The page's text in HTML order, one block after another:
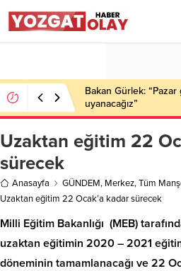
Bakan Gürlek: “Pazar
uyanacağız”
Uzaktan eğitim 22
sürecek
Anasayfa GÜNDEM, Merkez,Tüm
Uzaktan eğitim 22 Ocak’a kadar sürecek
Milli Eğitim Bakanlığı (MEB)
uzaktan eğitimin 2020 – 2021
döneminin tamamlanacağı ve 22